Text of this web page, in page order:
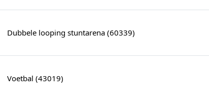
Dubbele looping stuntarena (60339)
Voetbal (43019)